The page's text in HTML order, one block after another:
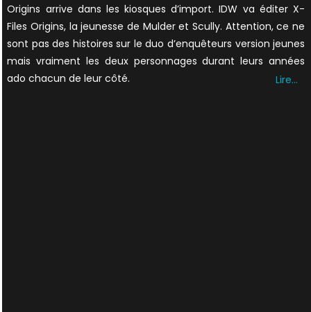
Origins arrive dans les kiosques d’import. IDW va éditer X-
Files Origins, la jeunesse de Mulder et Scully. Attention, ce ne
sont pas des histoires sur le duo d’enquêteurs version jeunes
mais vraiment les deux personnages durant leurs années
ado chacun de leur côté.
Lire…